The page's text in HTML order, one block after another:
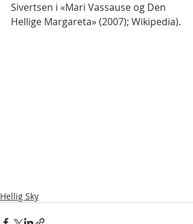
Sivertsen i «Mari Vassause og Den
Hellige Margareta» (2007); Wikipedia).
Hellig Sky